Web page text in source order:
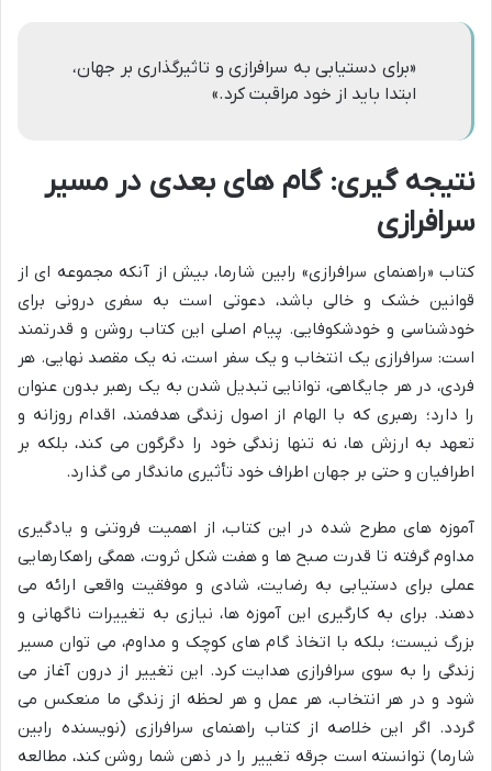
«برای دستیابی به سرافرازی و تاثیرگذاری بر جهان،
ابتدا باید از خود مراقبت کرد.»
نتیجه گیری: گام های بعدی در مسیر
سرافرازی
کتاب «راهنمای سرافرازی» رابین شارما، بیش از آنکه مجموعه ای از
قوانین خشک و خالی باشد، دعوتی است به سفری درونی برای
خودشناسی و خودشکوفایی. پیام اصلی این کتاب روشن و قدرتمند
است: سرافرازی یک انتخاب و یک سفر است، نه یک مقصد نهایی. هر
فردی، در هر جایگاهی، توانایی تبدیل شدن به یک رهبر بدون عنوان
را دارد؛ رهبری که با الهام از اصول زندگی هدفمند، اقدام روزانه و
تعهد به ارزش ها، نه تنها زندگی خود را دگرگون می کند، بلکه بر
اطرافیان و حتی بر جهان اطراف خود تأثیری ماندگار می گذارد.
آموزه های مطرح شده در این کتاب، از اهمیت فروتنی و یادگیری
مداوم گرفته تا قدرت صبح ها و هفت شکل ثروت، همگی راهکارهایی
عملی برای دستیابی به رضایت، شادی و موفقیت واقعی ارائه می
دهند. برای به کارگیری این آموزه ها، نیازی به تغییرات ناگهانی و
بزرگ نیست؛ بلکه با اتخاذ گام های کوچک و مداوم، می توان مسیر
زندگی را به سوی سرافرازی هدایت کرد. این تغییر از درون آغاز می
شود و در هر انتخاب، هر عمل و هر لحظه از زندگی ما منعکس می
گردد. اگر این خلاصه از کتاب راهنمای سرافرازی (نویسنده رابین
شارما) توانسته است جرقه تغییر را در ذهن شما روشن کند، مطالعه